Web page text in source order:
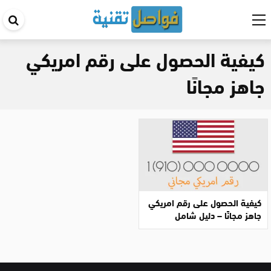
كيفية الحصول على رقم امريكي
جاهز مجانًا
كيفية الحصول على رقم امريكي
جاهز مجانًا – دليل شامل